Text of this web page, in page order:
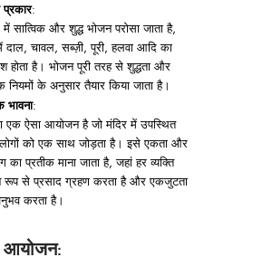
:
में सात्विक और शुद्ध भोजन परोसा जाता है,
दाल, चावल, सब्ज़ी, पूरी, हलवा आदि का
होता है। भोजन पूरी तरह से शुद्धता और
नियमों के अनुसार तैयार किया जाता है।
भावना:
एक ऐसा आयोजन है जो मंदिर में उपस्थित
को एक साथ जोड़ता है। इसे एकता और
का प्रतीक माना जाता है, जहां हर व्यक्ति
रूप से प्रसाद ग्रहण करता है और एकजुटता
करता है।
आयोजन: